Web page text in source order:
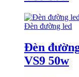
Đèn đường led
Đèn
VS9 50w